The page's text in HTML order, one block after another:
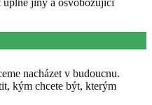
jiný a osvobozující
nacházet v budoucnu.
kým chcete být, kterým